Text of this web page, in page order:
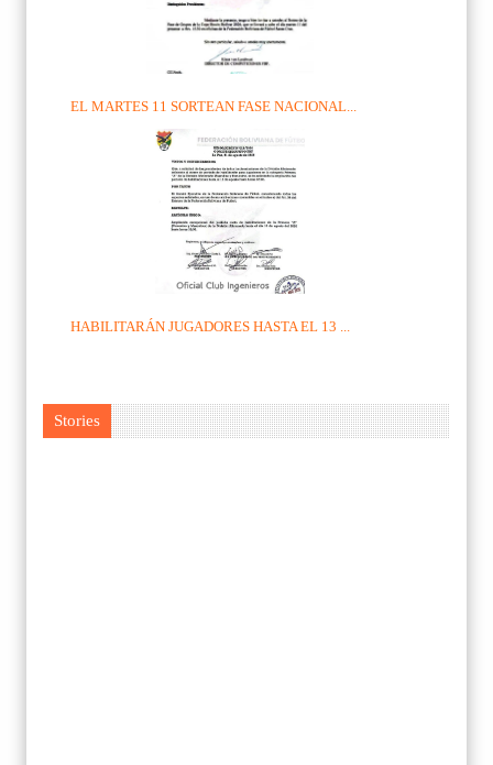
EL MARTES 11 SORTEAN FASE NACIONAL...
HABILITARÁN JUGADORES HASTA EL 13 ...
Stories